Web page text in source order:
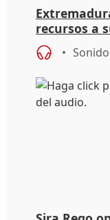
recursos a
más